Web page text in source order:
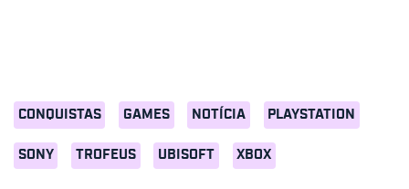
CONQUISTAS GAMES NOTÍCIA PLAYSTATION
SONY TROFEUS UBISOFT XBOX